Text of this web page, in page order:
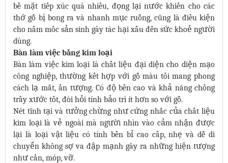
bề mặt tiếp xúc quá nhiều, đọng lại nước khiến cho các
thớ gỗ bị bong ra và nhanh mục ruỗng, cũng là điều kiện
cho nấm mốc sản sinh gây tác hại xấu đến sức khoẻ người
dùng.
Bàn làm việc bằng kim loại
Bàn làm việc kim loại là chất liệu đại diện cho diện mạo
công nghiệp, thường kết hợp với gỗ màu tối mang phong
cách lạ mắt, ấn tượng. Có độ bền cao và khả năng chống
trầy xước tốt, đòi hỏi tính bảo trì ít hơn so với gỗ.
Nét tĩnh tại và tưởng chừng như cứng nhắc của chất liệu
kim loại là vẻ ngoài mà người nhìn vào cảm nhận được
lại là loại vật liệu có tính bền bỉ cao cấp, nhẹ và dễ di
chuyển không sợ va đập mạnh gây ra những hiện tượng
như cấn, móp, vỡ.